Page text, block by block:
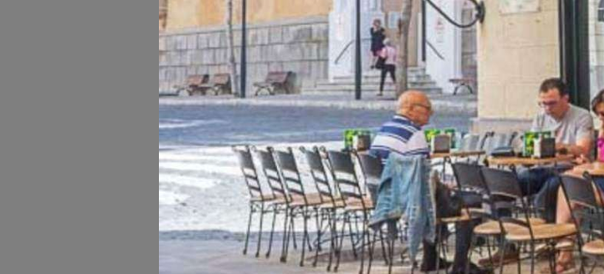
Incluye tu restaurante
Servicios y tarifas
¿Cómo podemos ayudarte?
ENVIAR